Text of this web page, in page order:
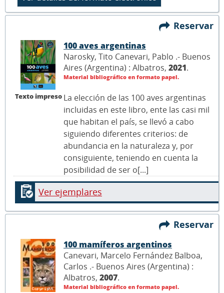
Reservar
Texto impreso
100 aves argentinas
Narosky, Tito Canevari, Pablo .- Buenos
Aires (Argentina) : Albatros, 2021.
Material bibliográfico en formato papel.
La elección de las 100 aves argentinas
incluidas en este libro, ente las casi mil
que habitan el país, se llevó a cabo
siguiendo diferentes criterios: de
abundancia en la naturaleza y, por
consiguiente, teniendo en cuenta la
posibilidad de ser o[...]
Ver ejemplares
Reservar
100 mamíferos argentinos
Canevari, Marcelo Fernández Balboa,
Carlos .- Buenos Aires (Argentina) :
Albatros, 2007.
Material bibliográfico en formato papel.